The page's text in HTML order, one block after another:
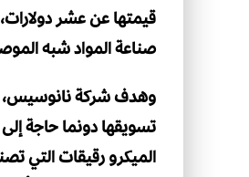
قيمتها عن عشر
صناعة المواد شبه
وهدف شركة نانوسيس،
تسويقها دونما حاجة